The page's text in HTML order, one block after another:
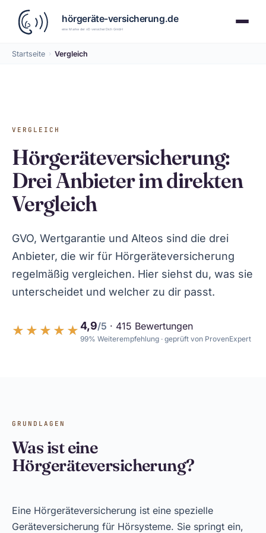
Startseite › Vergleich
VERGLEICH
Hörgeräteversicherung:
Drei Anbieter im direkten
Vergleich
GVO, Wertgarantie und Alteos sind die drei
Anbieter, die wir für Hörgeräteversicherung
regelmäßig vergleichen. Hier siehst du, was sie
unterscheidet und welcher zu dir passt.
★★★★★
★★★★★4,9/5 · 415 Bewertungen
99% Weiterempfehlung · geprüft von ProvenExpert
GRUNDLAGEN
Was ist eine
Hörgeräteversicherung?
Eine Hörgeräteversicherung ist eine spezielle
Geräteversicherung für Hörsysteme. Sie springt ein,